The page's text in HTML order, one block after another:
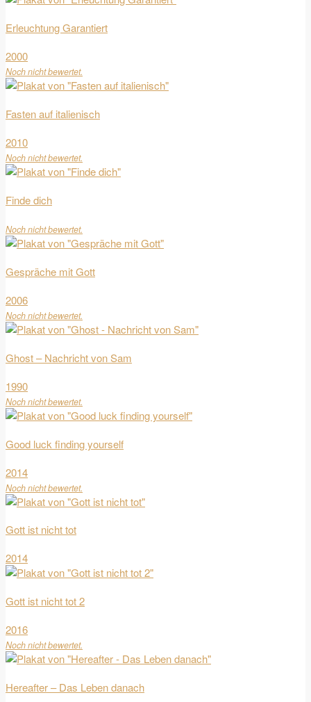
Erleuchtung Garantiert
2000
Noch nicht bewertet.
Fasten auf italienisch
2010
Noch nicht bewertet.
Finde dich
Noch nicht bewertet.
Gespräche mit Gott
2006
Noch nicht bewertet.
Ghost – Nachricht von Sam
1990
Noch nicht bewertet.
Good luck finding yourself
2014
Noch nicht bewertet.
Gott ist nicht tot
2014
Gott ist nicht tot 2
2016
Noch nicht bewertet.
Hereafter – Das Leben danach